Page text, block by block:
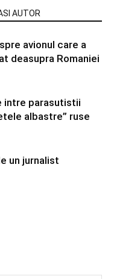
AUTOR
avionul care a
deasupra Romaniei
intre parasutistii
albastre” ruse
un jurnalist